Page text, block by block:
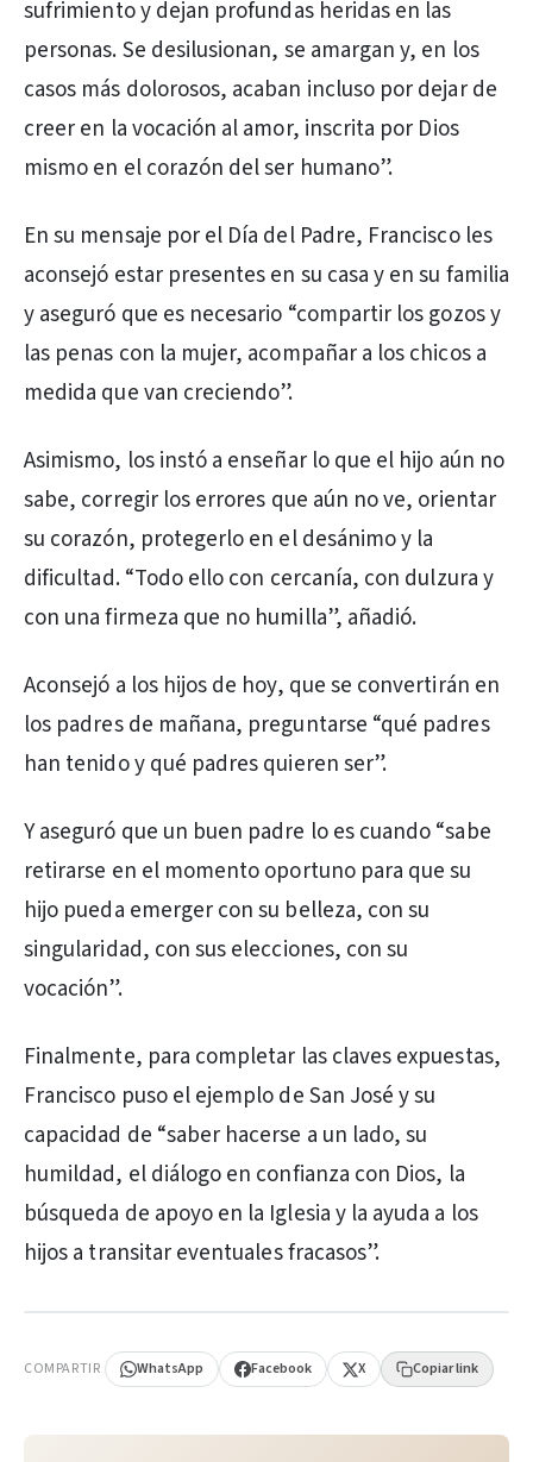
sufrimiento y dejan profundas heridas en las
personas. Se desilusionan, se amargan y, en los
casos más dolorosos, acaban incluso por dejar de
creer en la vocación al amor, inscrita por Dios
mismo en el corazón del ser humano”.
En su mensaje por el Día del Padre, Francisco les
aconsejó estar presentes en su casa y en su familia
y aseguró que es necesario “compartir los gozos y
las penas con la mujer, acompañar a los chicos a
medida que van creciendo”.
Asimismo, los instó a enseñar lo que el hijo aún no
sabe, corregir los errores que aún no ve, orientar
su corazón, protegerlo en el desánimo y la
dificultad. “Todo ello con cercanía, con dulzura y
con una firmeza que no humilla”, añadió.
Aconsejó a los hijos de hoy, que se convertirán en
los padres de mañana, preguntarse “qué padres
han tenido y qué padres quieren ser”.
Y aseguró que un buen padre lo es cuando “sabe
retirarse en el momento oportuno para que su
hijo pueda emerger con su belleza, con su
singularidad, con sus elecciones, con su
vocación”.
Finalmente, para completar las claves expuestas,
Francisco puso el ejemplo de San José y su
capacidad de “saber hacerse a un lado, su
humildad, el diálogo en confianza con Dios, la
búsqueda de apoyo en la Iglesia y la ayuda a los
hijos a transitar eventuales fracasos”.
COMPARTIR WhatsApp Facebook X Copiar link